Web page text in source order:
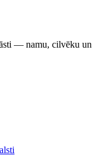
— namu, cilvēku un